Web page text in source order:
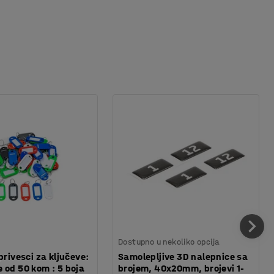
za ključeve:
od 50 kom : 5 boja
Dostupno u nekoliko opcija
Samolepljive 3D nalepnice sa
brojem, 40x20mm, brojevi 1-